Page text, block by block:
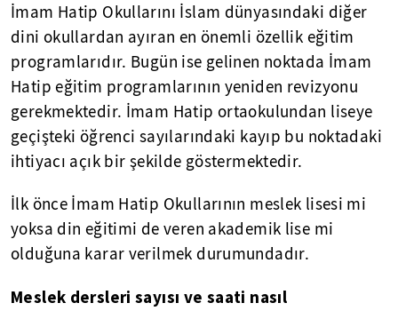
İmam Hatip Okullarını İslam dünyasındaki diğer
dini okullardan ayıran en önemli özellik eğitim
programlarıdır. Bugün ise gelinen noktada İmam
Hatip eğitim programlarının yeniden revizyonu
gerekmektedir. İmam Hatip ortaokulundan liseye
geçişteki öğrenci sayılarındaki kayıp bu noktadaki
ihtiyacı açık bir şekilde göstermektedir.
İlk önce İmam Hatip Okullarının meslek lisesi mi
yoksa din eğitimi de veren akademik lise mi
olduğuna karar verilmek durumundadır.
Meslek dersleri sayısı ve saati nasıl